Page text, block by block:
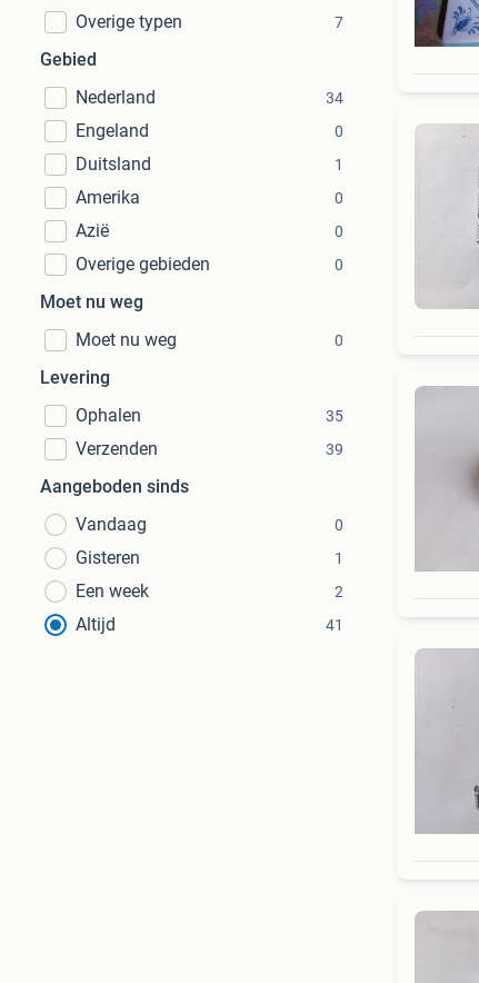
Overige typen 7
Gebied
Nederland
34
Engeland 0
Duitsland 1
Amerika 0
Azië 0
Overige gebieden 0
Moet nu weg
Moet nu weg
0
Levering
Ophalen
35
Verzenden 39
Aangeboden sinds
Vandaag
0
Gisteren 1
Een week 2
Altijd 41